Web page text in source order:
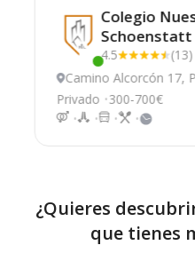
Este centro ha
Colegio
Schoenstatt
4.5
(13)
Camino Alcorcón 17,
ón
Privado 300-700€
¿Quieres
que tienes